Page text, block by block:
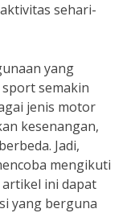
sehari-
yang
semakin
jenis motor
kesenangan,
Jadi,
mengikuti
ini dapat
yang berguna